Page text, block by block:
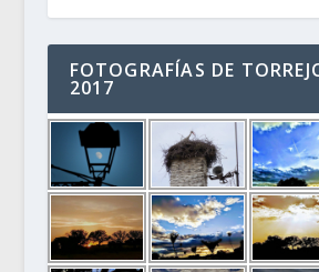
FOTOGRAFÍAS DE
2017